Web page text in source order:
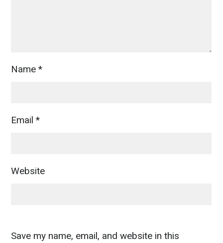
Name*
Email*
Website
Save my name, email, and website in this